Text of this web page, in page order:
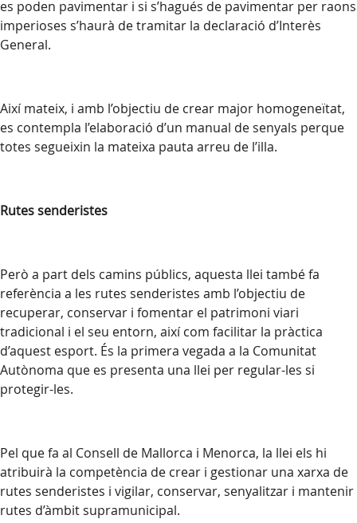
es poden pavimentar i si s’hagués de pavimentar per raons
imperioses s’haurà de tramitar la declaració d’Interès
General.
Així mateix, i amb l’objectiu de crear major homogeneïtat,
es contempla l’elaboració d’un manual de senyals perque
totes segueixin la mateixa pauta arreu de l’illa.
Rutes senderistes
Però a part dels camins públics, aquesta llei també fa
referència a les rutes senderistes amb l’objectiu de
recuperar, conservar i fomentar el patrimoni viari
tradicional i el seu entorn, així com facilitar la pràctica
d’aquest esport. És la primera vegada a la Comunitat
Autònoma que es presenta una llei per regular-les si
protegir-les.
Pel que fa al Consell de Mallorca i Menorca, la llei els hi
atribuirà la competència de crear i gestionar una xarxa de
rutes senderistes i vigilar, conservar, senyalitzar i mantenir
rutes d’àmbit supramunicipal.